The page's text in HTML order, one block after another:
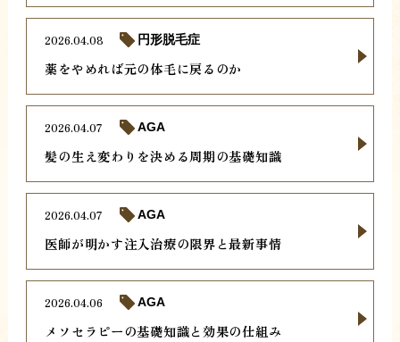
薬をやめれば元の体毛に戻るのか
2026.04.08 円形脱毛症
髪の生え変わりを決める周期の基礎知識
2026.04.07 AGA
医師が明かす注入治療の限界と最新事情
2026.04.07 AGA
メソセラピーの基礎知識と効果の仕組み
2026.04.06 AGA